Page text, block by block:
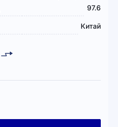
97.6
Китай